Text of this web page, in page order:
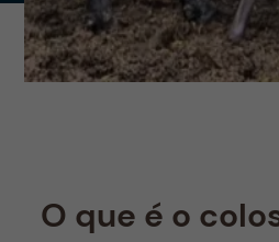
O que é o